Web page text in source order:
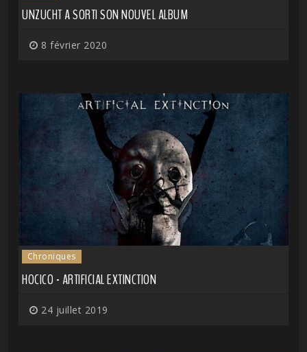
UNZUCHT A SORTI SON NOUVEL ALBUM
8 février 2020
Chroniques
HOCICO - ARTIFICIAL EXTINCTION
24 juillet 2019